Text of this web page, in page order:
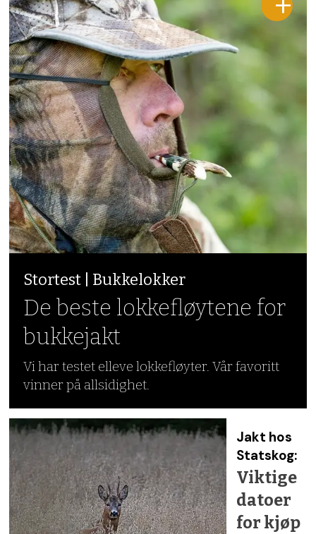
Stortest | Bukkelokker
De beste lokkefløytene for
bukkejakt
Vi har testet elleve lokkefløyter. Vår favoritt
vinner på allsidighet.
Jakt hos
Statskog:
Viktige
datoer
for kjøp